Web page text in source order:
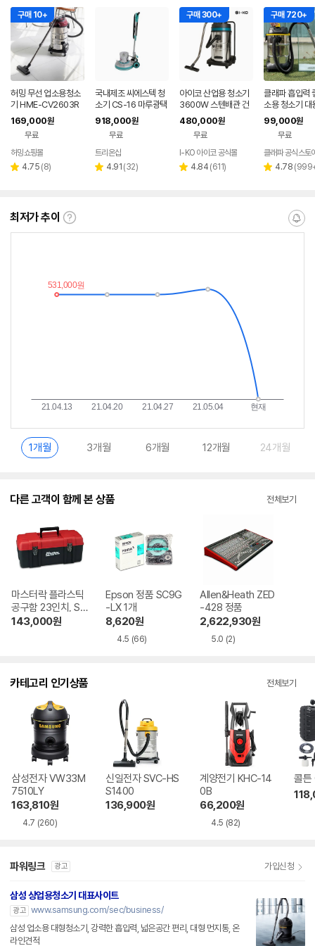
구매 10+
허밍 무선 업소용청소
기 HME-CV2603R
W 30L 대용량 산업용
사무실 청소기
169,000원
무료
페이
허밍쇼핑몰
별 4.75 리
(8)
국내제조 씨에스텍 청
소기 CS-16 마루광택
기 돌돌이 바닥청소기
계
918,000원
무료
페이
트리온샵
별 4.91 리
(32)
구매 300+
아이코 산업용 청소기
3600W 스텐배관 건
습식 100리터 대용량
3모터 업소용 공업용
HSS-100 IKO
480,000원
무료
I-KO 아이코 공식몰
별 4.84 리
(611)
구매 720+
클래파 흡입력
소용 청소기 대
습식 산업용 공
장 30L
99,000원
무료
클래파 공식스토
별 4.78 리
(
최저가 추이
최
란?
알
1개월 3개월 6개월 12개월 24개월
다른 고객이 함께 본 상품 전체보기
마스터락 플라스틱
공구함 23인치, S1
023
143,000원
Epson 정품 SC9G
-LX 1개
8,620원
4.5 (66)
Allen&Heath ZED
-428 정품
2,622,930원
5.0 (2)
카테고리 인기상품 전체보기
삼성전자 VW33M
7510LY
163,810원
4.7 (260)
신일전자 SVC-HS
S1400
136,900원
계양전기 KHC-14
0B
66,200원
4.5 (82)
콜
파워링크 광고 가입신청
삼성 상업용청소기 대표사이트
광고 www.samsung.com/sec/business/
삼성 업소용 대형청소기, 강력한 흡입력, 넓은공간 편리, 대형 먼지통, 온
라인견적